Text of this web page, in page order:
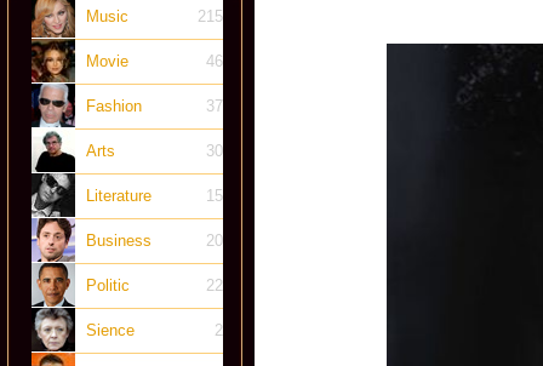
Music 215
Movie 46
Fashion 37
Arts 30
Literature 15
Business 20
Politic 22
Sience 2